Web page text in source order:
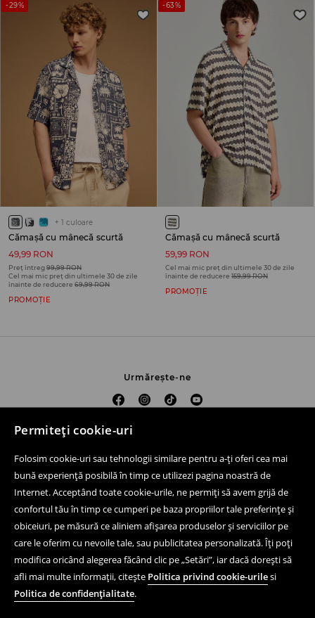
Permiteți cookie-uri
Folosim cookie-uri sau tehnologii similare pentru a-ți oferi cea mai
bună experiență posibilă în timp ce utilizezi pagina noastră de
Internet. Acceptând toate cookie-urile, ne permiți să avem grijă de
confortul tău în timp ce cumperi pe baza propriilor tale preferințe și
obiceiuri, pe măsură ce aliniem afișarea produselor și serviciilor pe
care le oferim cu nevoile tale, sau publicitatea personalizată. Îți poți
modifica oricând alegerea făcând clic pe „Setări”, iar dacă dorești să
afli mai multe informații, citește Politica privind cookie-urilesi
Politica de confidențialitate.
-29%
+ 1 culoare
Cămașă cu mânecă scurtă
49,99 RON
Preț întreg99,99 RON
Cel mai mic preț din ultimele 30 de zile
înainte de reducere 69,99 RON
PROMOȚIE
-63%
Cămașă cu mânecă scurtă
59,99 RON
Cel mai mic preț din ultimele 30 de zile
înainte de reducere 159,99 RON
PROMOȚIE
Urmărește-ne
Ajutor și contact
Cumpără online
Magazine fizice
Aspecte juridice
Reguli și politică de confidențialitate
Aplicație mobilă